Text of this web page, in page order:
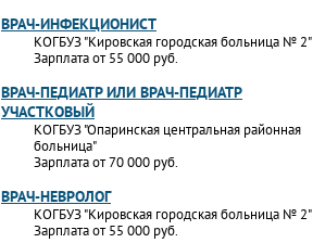
ВРАЧ-ИНФЕКЦИОНИСТ
КОГБУЗ "Кировская городская больница № 2"
Зарплата от 55 000 руб.
ВРАЧ-ПЕДИАТР ИЛИ ВРАЧ-ПЕДИАТР
УЧАСТКОВЫЙ
КОГБУЗ "Опаринская центральная районная
больница"
Зарплата от 70 000 руб.
ВРАЧ-НЕВРОЛОГ
КОГБУЗ "Кировская городская больница № 2"
Зарплата от 55 000 руб.